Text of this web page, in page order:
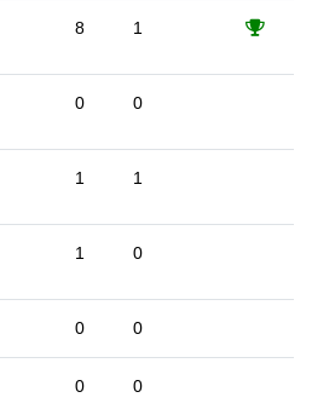
8 1
0 0
1 1
1 0
0 0
0 0